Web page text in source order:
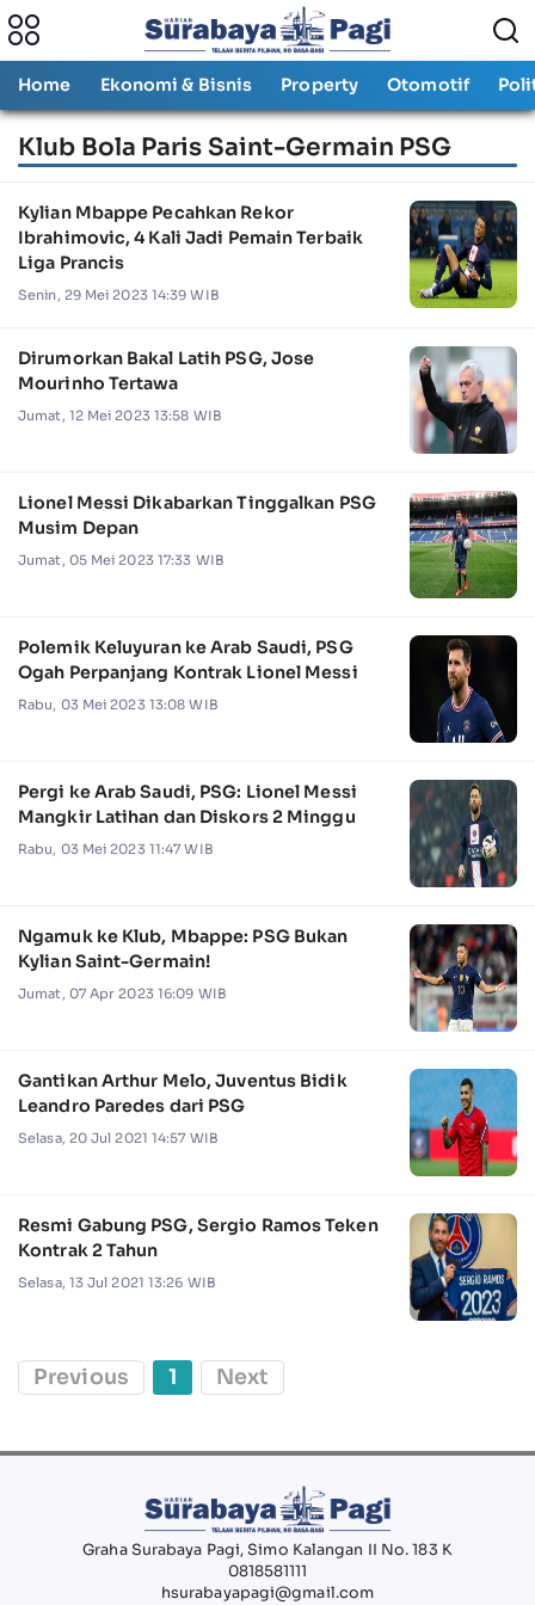
Home Ekonomi & Bisnis Property Otomotif
Klub Bola Paris Saint-Germain PSG
Kylian Mbappe Pecahkan Rekor
Ibrahimovic, 4 Kali Jadi Pemain Terbaik
Liga Prancis
Senin, 29 Mei 2023 14:39 WIB
Dirumorkan Bakal Latih PSG, Jose
Mourinho Tertawa
Jumat, 12 Mei 2023 13:58 WIB
Lionel Messi Dikabarkan Tinggalkan PSG
Musim Depan
Jumat, 05 Mei 2023 17:33 WIB
Polemik Keluyuran ke Arab Saudi, PSG
Ogah Perpanjang Kontrak Lionel Messi
Rabu, 03 Mei 2023 13:08 WIB
Pergi ke Arab Saudi, PSG: Lionel Messi
Mangkir Latihan dan Diskors 2 Minggu
Rabu, 03 Mei 2023 11:47 WIB
Ngamuk ke Klub, Mbappe: PSG Bukan
Kylian Saint-Germain!
Jumat, 07 Apr 2023 16:09 WIB
Gantikan Arthur Melo, Juventus Bidik
Leandro Paredes dari PSG
Selasa, 20 Jul 2021 14:57 WIB
Resmi Gabung PSG, Sergio Ramos Teken
Kontrak 2 Tahun
Selasa, 13 Jul 2021 13:26 WIB
Previous 1 Next
Graha Surabaya Pagi, Simo Kalangan II No. 183 K
0818581111
hsurabayapagi@gmail.com